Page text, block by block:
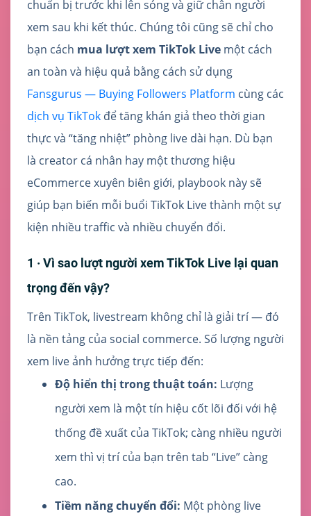
chuẩn bị trước khi lên sóng và giữ chân người
xem sau khi kết thúc. Chúng tôi cũng sẽ chỉ cho
bạn cách mua lượt xem TikTok Live một cách
an toàn và hiệu quả bằng cách sử dụng
Fansgurus — Buying Followers Platform cùng các
dịch vụ TikTok để tăng khán giả theo thời gian
thực và “tăng nhiệt” phòng live dài hạn. Dù bạn
là creator cá nhân hay một thương hiệu
eCommerce xuyên biên giới, playbook này sẽ
giúp bạn biến mỗi buổi TikTok Live thành một sự
kiện nhiều traffic và nhiều chuyển đổi.
1 · Vì sao lượt người xem TikTok Live lại quan
trọng đến vậy?
Trên TikTok, livestream không chỉ là giải trí — đó
là nền tảng của social commerce. Số lượng người
xem live ảnh hưởng trực tiếp đến:
Độ hiển thị trong thuật toán: Lượng
người xem là một tín hiệu cốt lõi đối với hệ
thống đề xuất của TikTok; càng nhiều người
xem thì vị trí của bạn trên tab “Live” càng
cao.
Tiềm năng chuyển đổi: Một phòng live